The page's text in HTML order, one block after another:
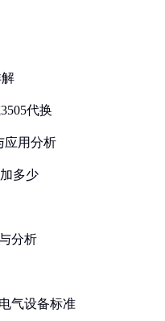
代换
应用分析
多少
分析
气设备标准